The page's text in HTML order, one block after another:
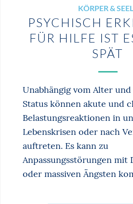
KÖRPER &
PSYCHISCH
FÜR HILFE IST
SPÄT
Unabhängig vom Alter und
Status können akute und
Belastungsreaktionen in
Lebenskrisen oder nach
auftreten. Es kann zu
Anpassungsstörungen mit
oder massiven Ängsten